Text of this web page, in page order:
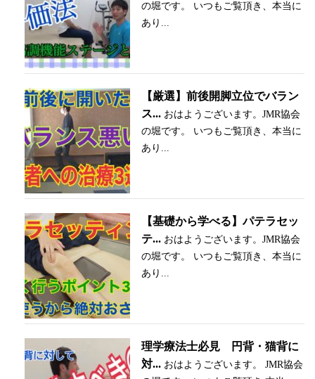
の堀です。 いつもご覧頂き、本当に
あり...
【厳選】前後開脚立位でバラン
ス... おはようございます。JMR協会
の堀です。 いつもご覧頂き、本当に
あり...
【基礎から学べる】パテラセッ
テ... おはようございます。JMR協会
の堀です。 いつもご覧頂き、本当に
あり...
理学療法士必見 円背・猫背に
対... おはようございます。 JMR協会